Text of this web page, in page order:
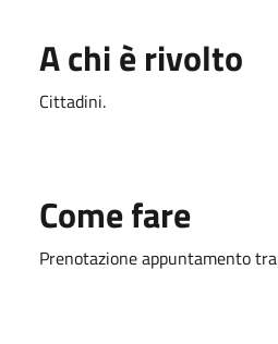
A chi è rivolto
Cittadini.
Come fare
Prenotazione appuntamento